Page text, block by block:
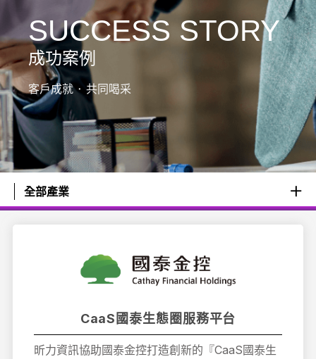
SUCCESS STORY
成功案例
客戶成就 ⬝ 共同喝采
全部產業
CaaS國泰生態圈服務平台
昕力資訊協助國泰金控打造創新的『CaaS國泰生